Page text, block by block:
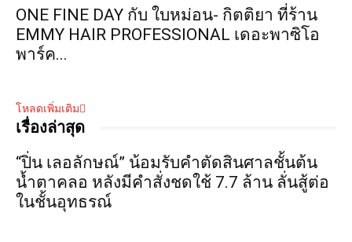
ONE FINE DAY กับ ใบหม่อน- กิตติยา ที่ร้าน
EMMY HAIR PROFESSIONAL เดอะพาซิโอ
พาร์ค...
โหลดเพิ่มเติม
เรื่องล่าสุด
“ปิ่น เลอลักษณ์” น้อมรับคำตัดสินศาลชั้นต้น
น้ำตาคลอ หลังมีคำสั่งชดใช้ 7.7 ล้าน ลั่นสู้ต่อ
ในชั้นอุทธรณ์